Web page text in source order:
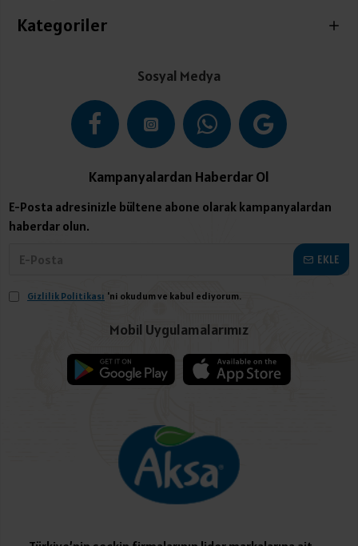
Kategoriler
Sosyal Medya
Kampanyalardan Haberdar Ol
E-Posta adresinizle bültene abone olarak kampanyalardan
haberdar olun.
EKLE
Gizlilik Politikası 'ni okudum ve kabul ediyorum.
Mobil Uygulamalarımız